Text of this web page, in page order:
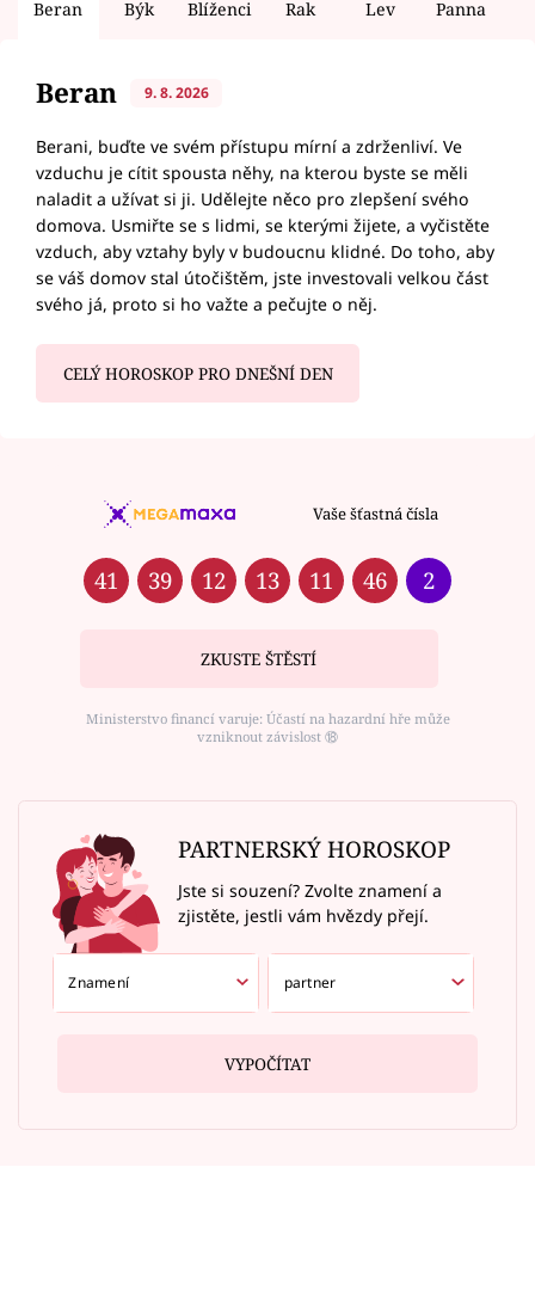
Beran Býk Blíženci Rak Lev Panna
Beran 9. 8. 2026
Berani, buďte ve svém přístupu mírní a zdrženliví. Ve
vzduchu je cítit spousta něhy, na kterou byste se měli
naladit a užívat si ji. Udělejte něco pro zlepšení svého
domova. Usmiřte se s lidmi, se kterými žijete, a vyčistěte
vzduch, aby vztahy byly v budoucnu klidné. Do toho, aby
se váš domov stal útočištěm, jste investovali velkou část
svého já, proto si ho važte a pečujte o něj.
CELÝ HOROSKOP PRO DNEŠNÍ DEN
Vaše šťastná čísla
41 39 12 13 11 46 2
ZKUSTE ŠTĚSTÍ
Ministerstvo financí varuje: Účastí na hazardní hře může
vzniknout závislost ⑱
PARTNERSKÝ HOROSKOP
Jste si souzení? Zvolte znamení a
zjistěte, jestli vám hvězdy přejí.
VYPOČÍTAT